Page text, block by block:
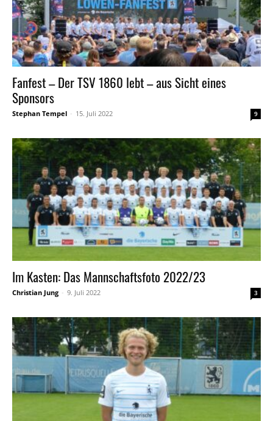
Fanfest – Der TSV 1860 lebt – aus Sicht eines
Sponsors
Stephan Tempel - 15. Juli 2022 9
Im Kasten: Das Mannschaftsfoto 2022/23
Christian Jung - 9. Juli 2022 3